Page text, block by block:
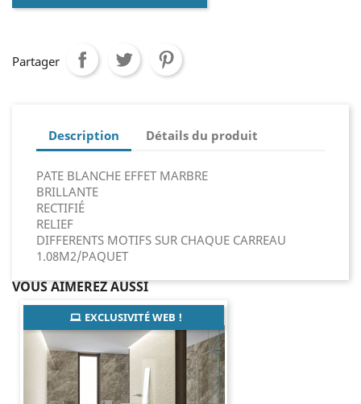
Partager
Description Détails du produit
PATE BLANCHE EFFET MARBRE
BRILLANTE
RECTIFIÉ
RELIEF
DIFFERENTS MOTIFS SUR CHAQUE CARREAU
1.08M2/PAQUET
VOUS AIMEREZ AUSSI
EXCLUSIVITÉ WEB !